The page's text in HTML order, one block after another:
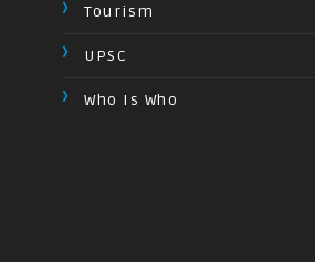
Tourism
UPSC
Who Is Who